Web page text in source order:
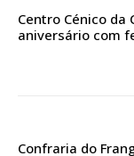
Faça-se assinante
Sendo assinante
Centro Cénico da
aniversário com
Confraria do